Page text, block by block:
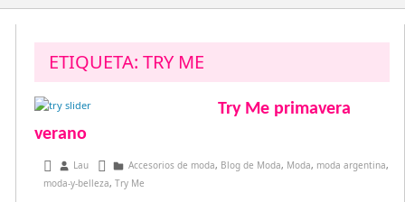
ETIQUETA: TRY ME
Try Me primavera
verano
septiembre 11, 2015
Lau Accesorios de moda, Blog de Moda, Moda, moda argentina,
moda-y-belleza, Try Me